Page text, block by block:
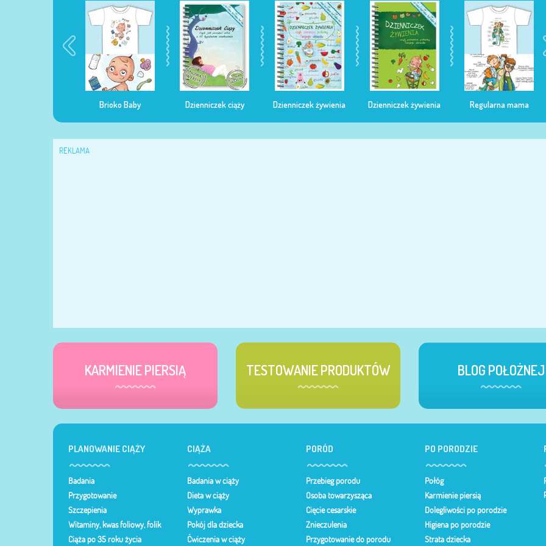
Brioko Baby Dzienniczek ciąży Dzienniczek żywienia Dzienniczek żywienia Regularna mama
REKLAMA
KARMIENIE PIERSIĄ TESTOWANIE PRODUKTÓW BLOG POŁOŻNEJ
PLANOWANIE CIĄŻY
Badania
Przygotowanie
Szczepienia
Witaminy, kwas foliowy, folik
Ciąża po 35 roku życia
CIĄŻA
Badania w ciąży
Dieta w ciąży
Wyprawka
Pokój dla dziecka
Ćwiczenia w ciąży
PORÓD
Przebieg porodu
Osoba towarzysząca
Cięcie cesarskie
Znieczulenia
Przygotowanie do porodu
PO PORODZIE
Połóg
Karmienie piersią
Dolegliwości po porodzie
Higiena po porodzie
Strata dziecka